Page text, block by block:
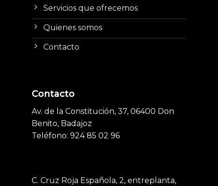
Servicios que ofrecemos
Quienes somos
Contacto
Contacto
Av. de la Constitución, 37, 06400 Don
Benito, Badajoz
Teléfono: 924 85 02 96
C. Cruz Roja Española, 2, entreplanta,